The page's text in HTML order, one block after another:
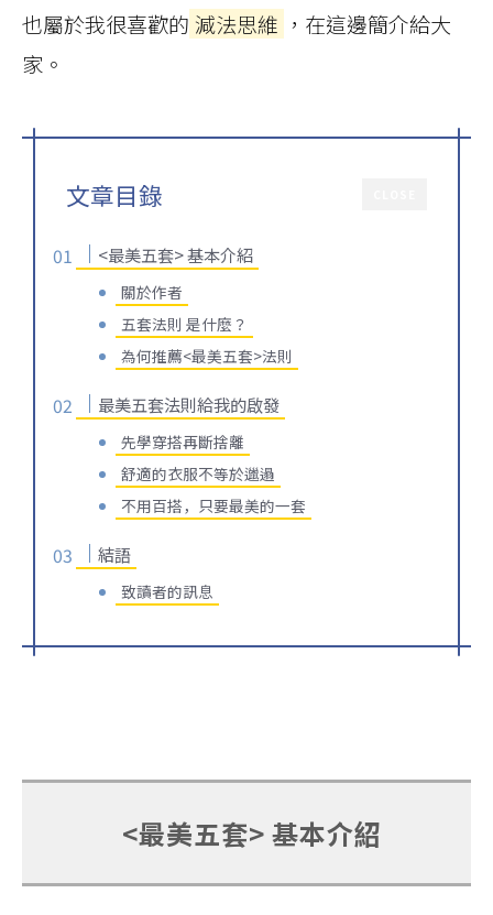
也屬於我很喜歡的 減法思維 ，在這邊簡介給大
家。
文章目錄
<最美五套> 基本介紹
關於作者
五套法則 是什麼？
為何推薦<最美五套>法則
最美五套法則給我的啟發
先學穿搭再斷捨離
舒適的衣服不等於邋遢
不用百搭，只要最美的一套
結語
致讀者的訊息
<最美五套> 基本介紹